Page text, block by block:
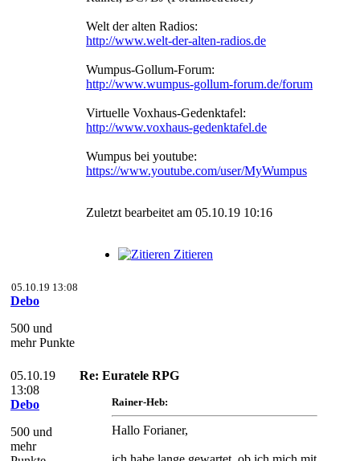
Welt der alten Radios:
http://www.welt-der-alten-radios.de
Wumpus-Gollum-Forum:
http://www.wumpus-gollum-forum.de/forum
Virtuelle Voxhaus-Gedenktafel:
http://www.voxhaus-gedenktafel.de
Wumpus bei youtube:
https://www.youtube.com/user/MyWumpus
Zuletzt bearbeitet am 05.10.19 10:16
Zitieren
05.10.19 13:08
Debo
500 und
mehr Punkte
05.10.19
13:08
Debo
500 und
mehr
Re: Euratele RPG
Rainer-Heb:
Hallo Forianer,